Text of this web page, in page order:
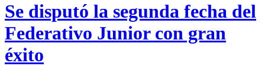
Se disputó la segunda fecha del
Federativo Junior con gran
éxito